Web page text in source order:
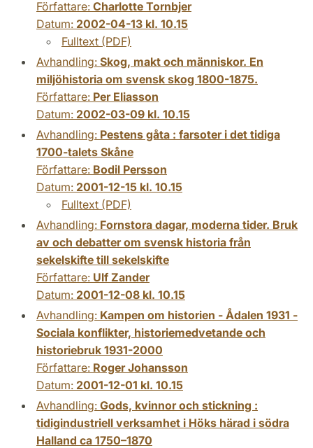
Författare: Charlotte Tornbjer
Datum: 2002-04-13 kl. 10.15
Fulltext (PDF)
Avhandling: Skog, makt och människor. En
miljöhistoria om svensk skog 1800-1875.
Författare: Per Eliasson
Datum: 2002-03-09 kl. 10.15
Avhandling: Pestens gåta : farsoter i det tidiga
1700-talets Skåne
Författare: Bodil Persson
Datum: 2001-12-15 kl. 10.15
Fulltext (PDF)
Avhandling: Fornstora dagar, moderna tider. Bruk
av och debatter om svensk historia från
sekelskifte till sekelskifte
Författare: Ulf Zander
Datum: 2001-12-08 kl. 10.15
Avhandling: Kampen om historien - Ådalen 1931 -
Sociala konflikter, historiemedvetande och
historiebruk 1931-2000
Författare: Roger Johansson
Datum: 2001-12-01 kl. 10.15
Avhandling: Gods, kvinnor och stickning :
tidigindustriell verksamhet i Höks härad i södra
Halland ca 1750–1870